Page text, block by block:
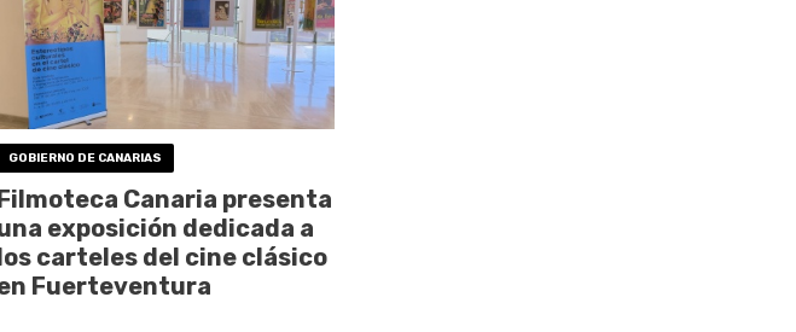
GOBIERNO DE CANARIAS
Canaria presenta
exposición dedicada a
carteles del cine clásico
Fuerteventura